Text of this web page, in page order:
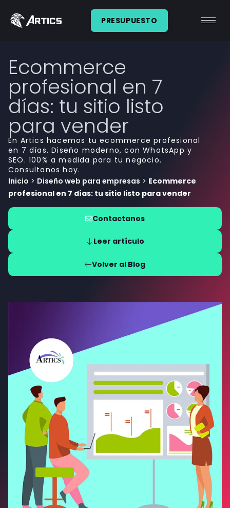
PRESUPUESTO
Ecommerce
profesional en 7
días: tu sitio listo
para vender
En Artics hacemos tu ecommerce profesional
en 7 días. Diseño moderno, con WhatsApp y
SEO. 100% a medida para tu negocio.
Consultanos hoy.
Inicio > Diseño web para empresas > Ecommerce
profesional en 7 días: tu sitio listo para vender
Contactanos
Leer artículo
Volver al Blog